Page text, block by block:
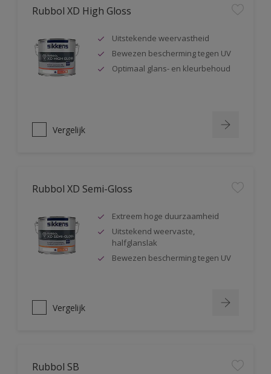
Rubbol XD High Gloss
Uitstekende weervastheid
Bewezen bescherming tegen UV
Optimaal glans- en kleurbehoud
Vergelijk
Rubbol XD Semi-Gloss
Extreem hoge duurzaamheid
Uitstekend weervaste,
halfglanslak
Bewezen bescherming tegen UV
Vergelijk
Rubbol SB